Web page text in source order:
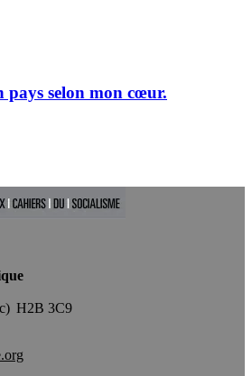
pays selon mon cœur.
H2B 3C9